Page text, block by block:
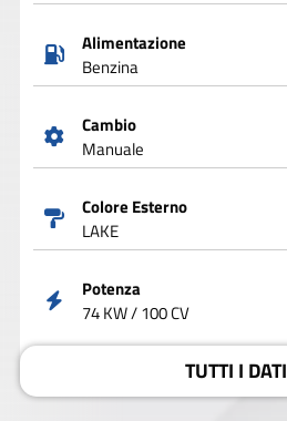
Alimentazione
Benzina
Cambio
Manuale
Colore Esterno
LAKE
Potenza
74 KW / 100 CV
TUTTI I DATI